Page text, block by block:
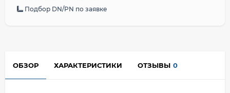
Подбор DN/PN по заявке
ОБЗОР ХАРАКТЕРИСТИКИ ОТЗЫВЫ 0